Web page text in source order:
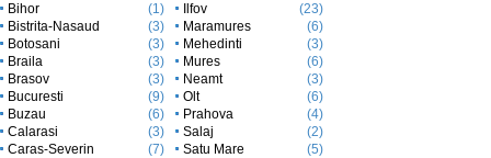
Bihor
(1)
Bistrita-Nasaud
(3)
Botosani
(3)
Braila
(3)
Brasov
(3)
Bucuresti
(9)
Buzau
(6)
Calarasi
(3)
Caras-Severin
(7)
Ilfov
(23)
Maramures
(6)
Mehedinti
(3)
Mures
(6)
Neamt
(3)
Olt
(6)
Prahova
(4)
Salaj
(2)
Satu Mare
(5)